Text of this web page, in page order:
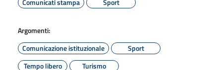
Argomenti:
Comunicazione istituzionale
Sport
Tempo libero
Turismo